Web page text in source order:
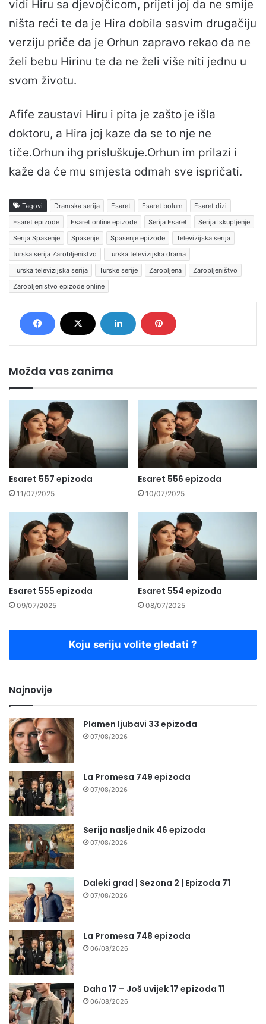
vidi Hiru sa djevojčicom, prijeti joj da ne smije
ništa reći te da je Hira dobila sasvim drugačiju
verziju priče da je Orhun zapravo rekao da ne
želi bebu Hirinu te da ne želi više niti jednu u
svom životu.
Afife zaustavi Hiru i pita je zašto je išla
doktoru, a Hira joj kaze da se to nje ne
tiče.Orhun ihg prisluškuje.Orhun im prilazi i
kaže da će mu smjesta odmah sve ispričati.
Tagovi Dramska serija Esaret Esaret bolum
Esaret dizi
Esaret epizode
Esaret online epizode Serija Esaret
Serija Iskupljenje
Serija Spasenje
Spasenje Spasenje epizode
Televizijska serija
turska serija Zarobljenistvo
Turska televizijska drama
Turska televizijska serija
Turske serije Zarobljena
Zarobljeništvo
Zarobljenistvo epizode online
Možda vas zanima
Esaret 557 epizoda
11/07/2025
Esaret 556 epizoda
10/07/2025
Esaret 555 epizoda
09/07/2025
Esaret 554 epizoda
08/07/2025
Koju seriju volite gledati ?
Najnovije
Plamen ljubavi 33 epizoda
07/08/2026
La Promesa 749 epizoda
07/08/2026
Serija nasljednik 46 epizoda
07/08/2026
Daleki grad | Sezona 2 | Epizoda 71
07/08/2026
La Promesa 748 epizoda
06/08/2026
Daha 17 – Još uvijek 17 epizoda 11
06/08/2026